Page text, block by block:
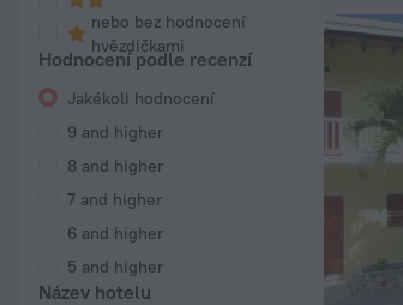
nebo bez hodnocení
hvězdičkami
Hodnocení podle recenzí
Jakékoli hodnocení
9 and higher
8 and higher
7 and higher
6 and higher
5 and higher
Název hotelu